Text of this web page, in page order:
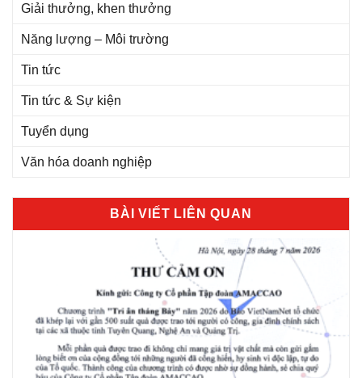
Giải thưởng, khen thưởng
Năng lượng – Môi trường
Tin tức
Tin tức & Sự kiện
Tuyển dụng
Văn hóa doanh nghiệp
BÀI VIẾT LIÊN QUAN